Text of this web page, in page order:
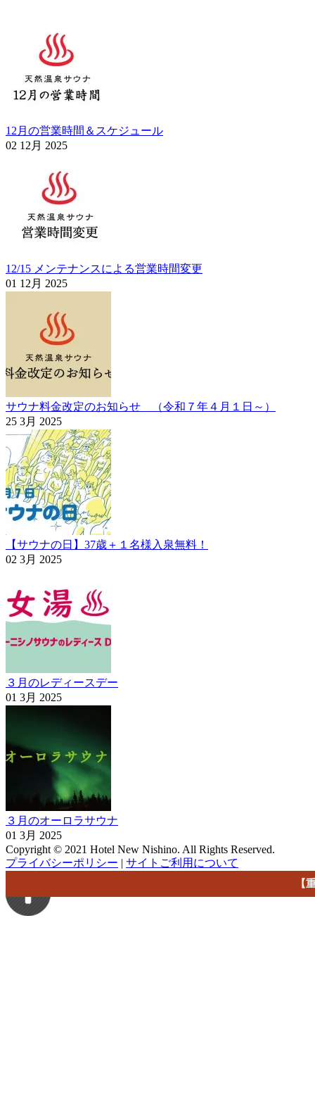
12月の営業時間＆スケジュール
02 12月 2025
12/15 メンテナンスによる営業時間変更
01 12月 2025
サウナ料金改定のお知らせ （令和７年４月１日～）
25 3月 2025
【サウナの日】37歳＋１名様入泉無料！
02 3月 2025
３月のレディースデー
01 3月 2025
３月のオーロラサウナ
01 3月 2025
Copyright © 2021 Hotel New Nishino. All Rights Reserved.
プライバシーポリシー | サイトご利用について
【